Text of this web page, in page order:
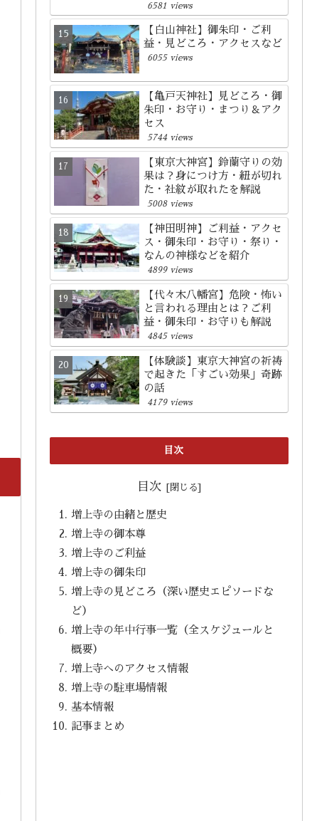
6581 views
【白山神社】御朱印・ご利
益・見どころ・アクセスなど
6055 views
【亀戸天神社】見どころ・御
朱印・お守り・まつり＆アク
セス
5744 views
【東京大神宮】鈴蘭守りの効
果は？身につけ方・紐が切れ
た・社紋が取れたを解説
5008 views
【神田明神】ご利益・アクセ
ス・御朱印・お守り・祭り・
なんの神様などを紹介
4899 views
【代々木八幡宮】危険・怖い
と言われる理由とは？ご利
益・御朱印・お守りも解説
4845 views
【体験談】東京大神宮の祈祷
で起きた「すごい効果」奇跡
の話
4179 views
目次
目次
増上寺の由緒と歴史
増上寺の御本尊
増上寺のご利益
増上寺の御朱印
増上寺の見どころ（深い歴史エピソードな
ど）
増上寺の年中行事一覧（全スケジュールと
概要）
増上寺へのアクセス情報
増上寺の駐車場情報
基本情報
記事まとめ